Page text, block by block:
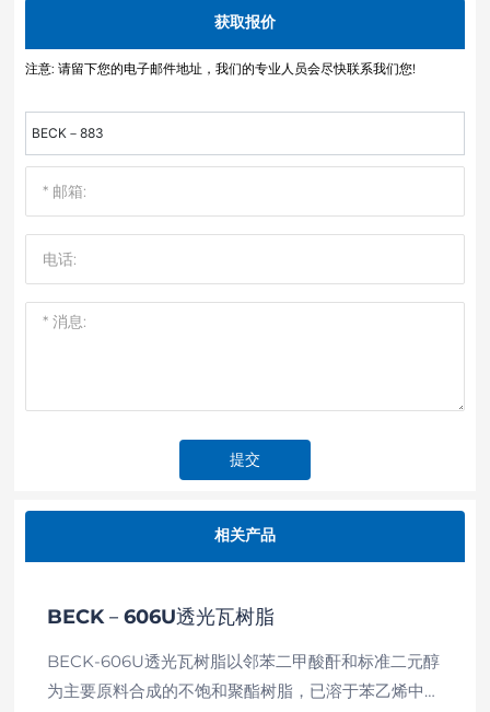
获取报价
注意: 请留下您的电子邮件地址，我们的专业人员会尽快联系我们您!
BECK－883
提交
相关产品
BECK－606U透光瓦树脂
BECK-606U透光瓦树脂以邻苯二甲酸酐和标准二元醇
为主要原料合成的不饱和聚酯树脂，已溶于苯乙烯中。